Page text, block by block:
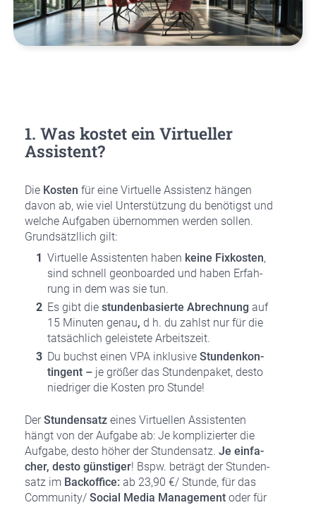
1. Was kos­tet ein Vir­tu­el­ler
Assis­tent?
Die Kos­ten für eine Vir­tu­el­le Assis­tenz hän­gen
davon ab, wie viel Unter­stüt­zung du benö­tigst und
wel­che Auf­ga­ben über­nom­men wer­den sol­len.
Grund­sätzl­lich gilt:
Vir­tu­el­le Assis­ten­ten haben kei­ne Fix­kos­ten,
sind schnell geon­board­ed und haben Erfah­
rung in dem was sie tun.
Es gibt die stun­den­ba­sier­te Abrech­nung auf
15 Minu­ten genau, d h. du zahlst nur für die
tat­säch­lich geleis­te­te Arbeits­zeit.
Du buchst einen VPA inklu­si­ve Stun­den­kon­
tin­gent –je grö­ßer das Stun­den­pa­ket, des­to
nied­ri­ger die Kos­ten pro Stun­de!
DerStun­den­satzeines Vir­tu­el­len Assis­ten­ten
hängt von der Auf­ga­be ab: Je kom­pli­zier­ter die
Auf­ga­be, des­to höher der Stun­den­satz. Je ein­fa­
cher, des­to güns­ti­ger! Bspw. beträgt der Stun­den­
satz im Back­of­fice: ab 23,90 €/ Stun­de, für das
Community/ Social Media Manage­ment oder für